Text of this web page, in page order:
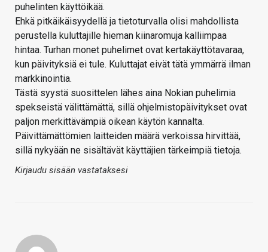
puhelinten käyttöikää.
Ehkä pitkäikäisyydellä ja tietoturvalla olisi mahdollista
perustella kuluttajille hieman kiinaromuja kalliimpaa
hintaa. Turhan monet puhelimet ovat kertakäyttötavaraa,
kun päivityksiä ei tule. Kuluttajat eivät tätä ymmärrä ilman
markkinointia.
Tästä syystä suosittelen lähes aina Nokian puhelimia
spekseistä välittämättä, sillä ohjelmistopäivitykset ovat
paljon merkittävämpiä oikean käytön kannalta.
Päivittämättömien laitteiden määrä verkoissa hirvittää,
sillä nykyään ne sisältävät käyttäjien tärkeimpiä tietoja.
Kirjaudu sisään vastataksesi